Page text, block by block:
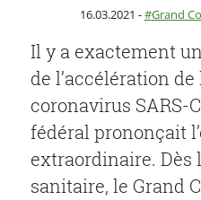
Publié le
16.03.2021 -Catégorie :
Grand
Il y a exactement
de l’accélération
coronavirus SARS-
fédéral prononçait
extraordinaire. Dès
sanitaire, le Grand